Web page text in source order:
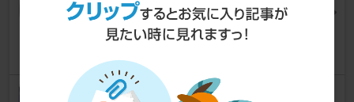
フリード
nerodiasさん
10
ホンダ(純正) Gathers LXM-264